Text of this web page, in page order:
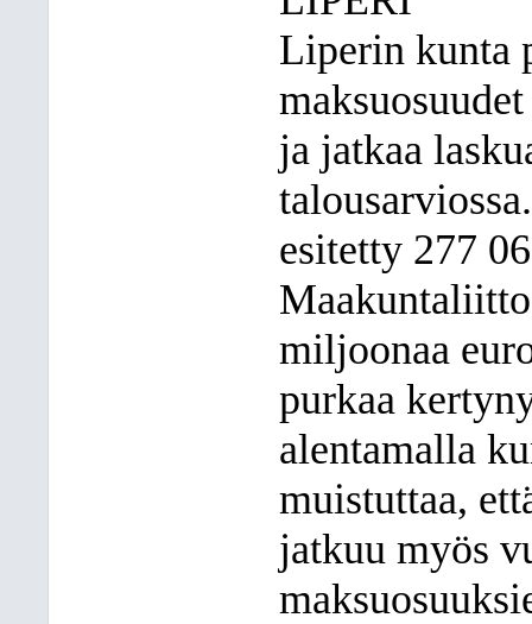
Liperin kunta
ja jatkaa
esitetty 277
miljoonaa
purkaa
alentamalla
muistuttaa,
jatkuu myös